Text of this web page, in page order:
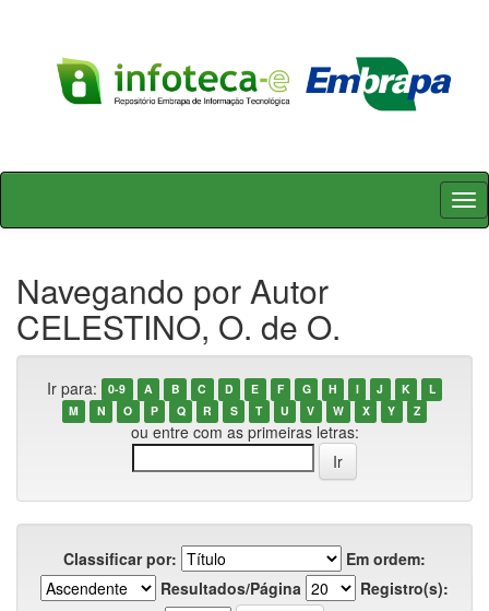
Skip
Navegando por Autor
CELESTINO, O. de O.
Ir para: 0-9 A B C D E F G H I J K
L
M
N O P Q R S T U V W X Y Z
ou entre com as primeiras letras:
Classificar por:
Em ordem:
Resultados/Página
Registro(s):